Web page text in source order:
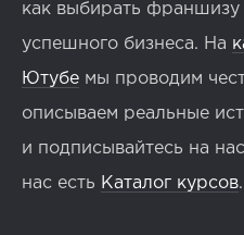
как выбирать франшизу
успешного бизнеса. На
Ютубе мы проводим
описываем реальные
и подписывайтесь на
нас есть Каталог курсов.